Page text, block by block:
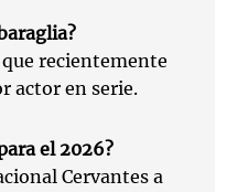
recientemente
actor en serie.
el 2026?
Cervantes a